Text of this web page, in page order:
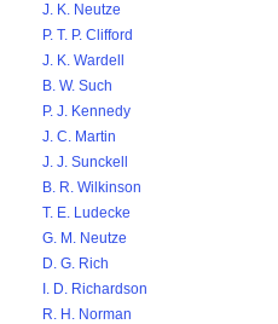
J. K. Neutze
P. T. P. Clifford
J. K. Wardell
B. W. Such
P. J. Kennedy
J. C. Martin
J. J. Sunckell
B. R. Wilkinson
T. E. Ludecke
G. M. Neutze
D. G. Rich
I. D. Richardson
R. H. Norman